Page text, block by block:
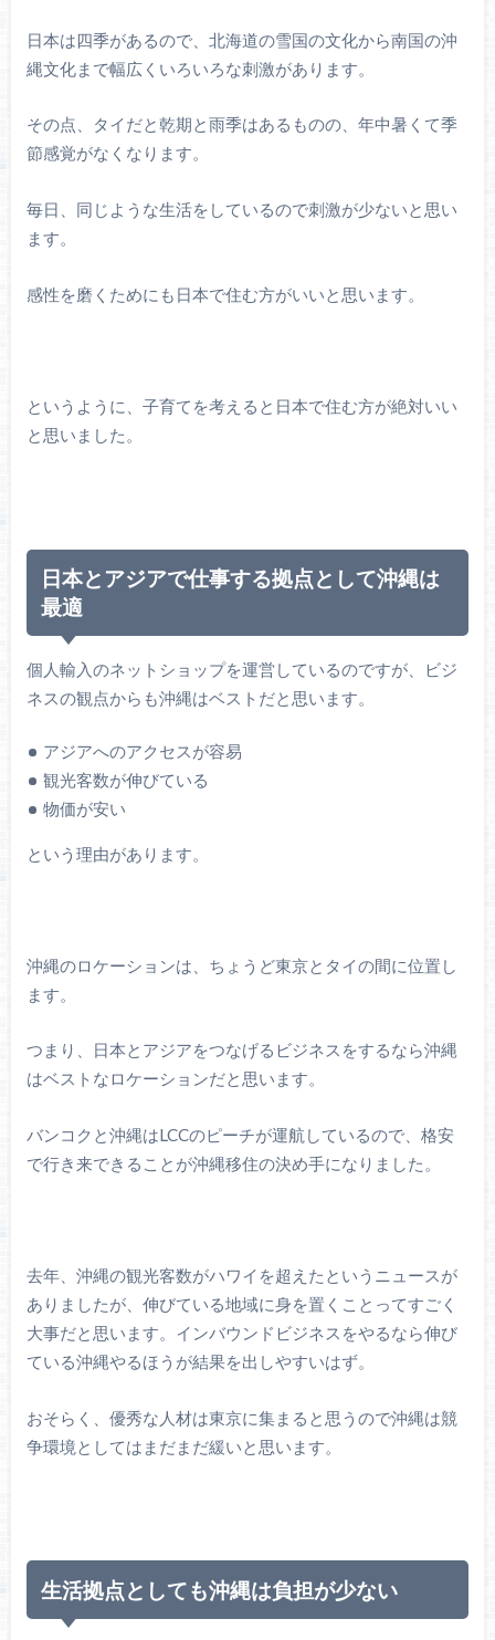
日本は四季があるので、北海道の雪国の文化から南国の沖
縄文化まで幅広くいろいろな刺激があります。
その点、タイだと乾期と雨季はあるものの、年中暑くて季
節感覚がなくなります。
毎日、同じような生活をしているので刺激が少ないと思い
ます。
感性を磨くためにも日本で住む方がいいと思います。
というように、子育てを考えると日本で住む方が絶対いい
と思いました。
日本とアジアで仕事する拠点として沖縄は
最適
個人輸入のネットショップを運営しているのですが、ビジ
ネスの観点からも沖縄はベストだと思います。
アジアへのアクセスが容易
観光客数が伸びている
物価が安い
という理由があります。
沖縄のロケーションは、ちょうど東京とタイの間に位置し
ます。
つまり、日本とアジアをつなげるビジネスをするなら沖縄
はベストなロケーションだと思います。
バンコクと沖縄はLCCのピーチが運航しているので、格安
で行き来できることが沖縄移住の決め手になりました。
去年、沖縄の観光客数がハワイを超えたというニュースが
ありましたが、伸びている地域に身を置くことってすごく
大事だと思います。インバウンドビジネスをやるなら伸び
ている沖縄やるほうが結果を出しやすいはず。
おそらく、優秀な人材は東京に集まると思うので沖縄は競
争環境としてはまだまだ緩いと思います。
生活拠点としても沖縄は負担が少ない